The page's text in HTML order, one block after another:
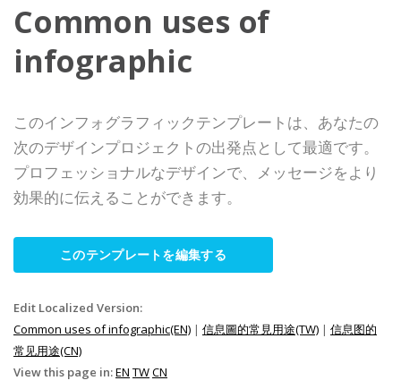
Common uses of
infographic
このインフォグラフィックテンプレートは、あなたの
次のデザインプロジェクトの出発点として最適です。
プロフェッショナルなデザインで、メッセージをより
効果的に伝えることができます。
このテンプレートを編集する
Edit Localized Version:
Common uses of infographic(EN) | 信息圖的常見用途(TW) | 信息图的
常见用途(CN)
View this page in:EN TWCN